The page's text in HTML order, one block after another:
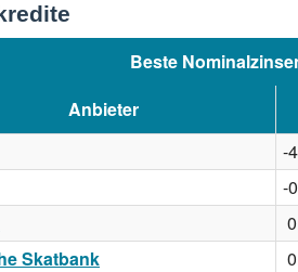
Beste
Anbieter
-
-
Skatbank